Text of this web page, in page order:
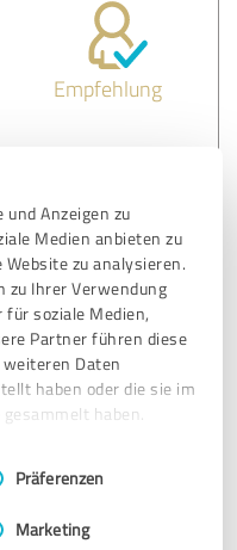
Anzeigen zu
Medien anbieten zu
zu analysieren.
zu Ihrer Verwendung
soziale Medien,
Partner führen diese
Daten
haben oder die sie im
haben.
Präferenzen
Marketing
Empfehlung
zu bekommen die